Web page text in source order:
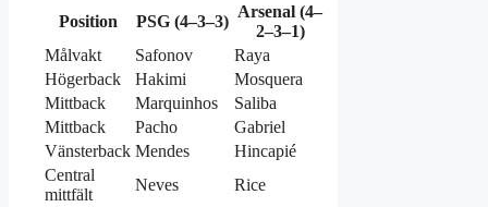
Position PSG (4–3–3)
Arsenal (4–
2–3–1)
Målvakt
Safonov
Raya
Högerback
Hakimi
Mosquera
Mittback
Marquinhos
Saliba
Mittback
Pacho
Gabriel
Vänsterback Mendes
Hincapié
Central
mittfält
Neves
Rice